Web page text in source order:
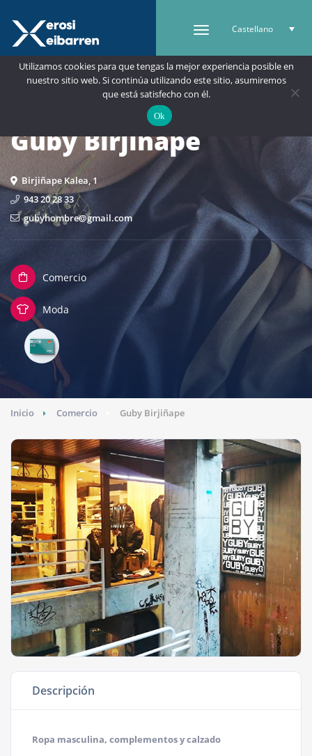
Castellano
Guby Birjiñape
Birjiñape Kalea, 1
943 20 28 33
gubyhombre@gmail.com
Comercio
Moda
Inicio Comercio Guby Birjiñape
Descripción
Ropa masculina, complementos y calzado
Utilizamos cookies para que tengas la mejor experiencia posible en
nuestro sitio web. Si continúa utilizando este sitio, asumiremos
que está satisfecho con él.
Ok